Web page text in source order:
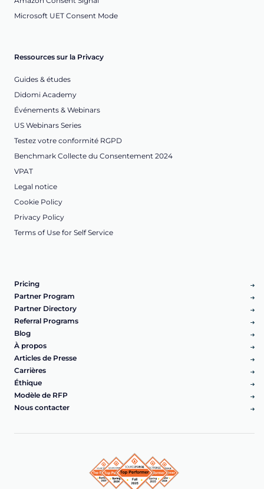
Microsoft UET Consent Mode
Ressources sur la Privacy
Guides & études
Didomi Academy
Événements & Webinars
US Webinars Series
Testez votre conformité RGPD
Benchmark Collecte du Consentement 2024
VPAT
Legal notice
Cookie Policy
Privacy Policy
Terms of Use for Self Service
Pricing
Partner Program
Partner Directory
Referral Programs
Blog
À propos
Articles de Presse
Carrières
Éthique
Modèle de RFP
Nous contacter